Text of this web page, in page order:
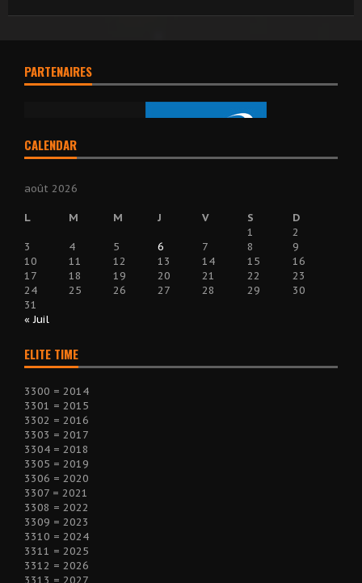
PARTENAIRES
CALENDAR
août 2026
L M M J V S
D
1
2
3
4 5 6 7 8
9
10
11 12 13 14 15
16
17
18 19 20 21 22
23
24
25 26 27 28 29
30
31
« Juil
ELITE TIME
3300 = 2014
3301 = 2015
3302 = 2016
3303 = 2017
3304 = 2018
3305 = 2019
3306 = 2020
3307 = 2021
3308 = 2022
3309 = 2023
3310 = 2024
3311 = 2025
3312 = 2026